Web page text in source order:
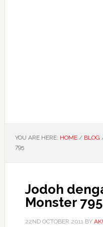
YOU ARE HERE: HOME / BLOG
795
Jodoh
Monster 795
22ND OCTOBER 2011BY